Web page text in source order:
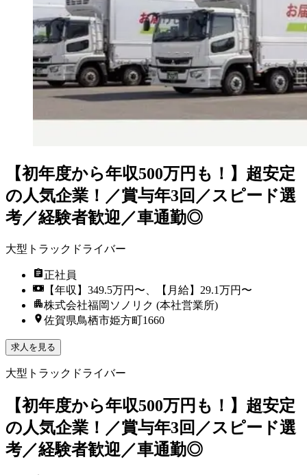
【初年度から年収500万円も！】超安定
の人気企業！／賞与年3回／スピード選
考／経験者歓迎／車通勤◎
大型トラックドライバー
正社員
【年収】349.5万円〜、【月給】29.1万円〜
株式会社福岡ソノリク (本社営業所)
佐賀県鳥栖市姫方町1660
求人を見る
大型トラックドライバー
【初年度から年収500万円も！】超安定
の人気企業！／賞与年3回／スピード選
考／経験者歓迎／車通勤◎